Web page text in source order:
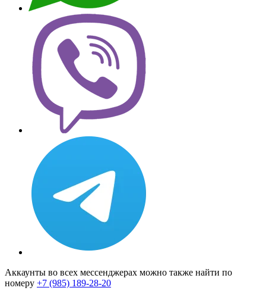
Аккаунты во всех мессенджерах можно также найти по
номеру +7 (985) 189-28-20